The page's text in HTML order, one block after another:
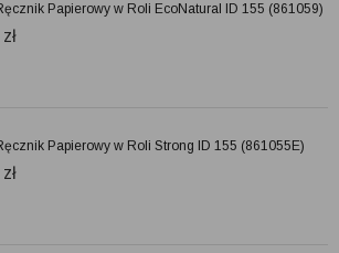
Papierowy w Roli EcoNatural ID 155 (861059)
zł
Papierowy w Roli Strong ID 155 (861055E)
zł